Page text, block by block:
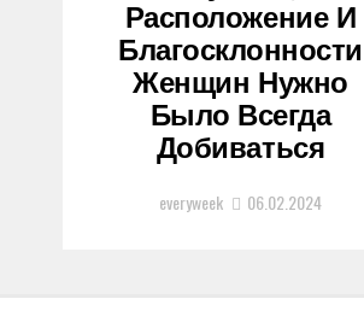
Расположение И
Благосклонности
Женщин Нужно
Было Всегда
Добиваться
everyweek 06.02.2024